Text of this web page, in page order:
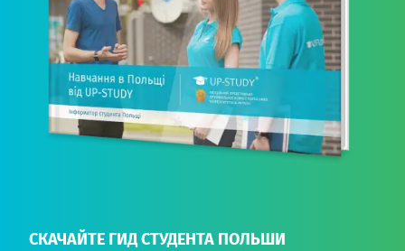
СКАЧАЙТЕ ГИД СТУДЕНТА ПОЛЬШИ